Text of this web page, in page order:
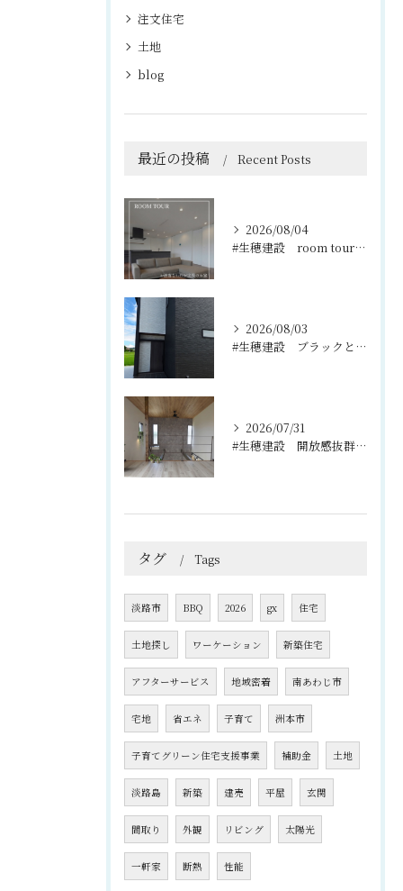
注文住宅
土地
blog
最近の投稿 Recent Posts
2026/08/04
#生穂建設 room tour🏠
2026/08/03
#生穂建設 ブラックとグレーのコントラストがスタイリッシュな...
2026/07/31
#生穂建設 開放感抜群の吹き抜けと2階のフリースペース🌿
タグ Tags
淡路市 BBQ 2026 gx 住宅
土地探し ワーケーション 新築住宅
アフターサービス 地域密着 南あわじ市
宅地 省エネ 子育て 洲本市
子育てグリーン住宅支援事業 補助金 土地
淡路島 新築 建売 平屋 玄関
間取り 外観 リビング 太陽光
一軒家 断熱 性能